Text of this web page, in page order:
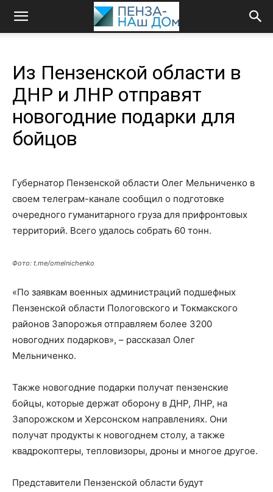
Из Пензенской области в
ДНР и ЛНР отправят
новогодние подарки для
бойцов
Губернатор Пензенской области Олег Мельниченко в
своем телеграм-канале сообщил о подготовке
очередного гуманитарного груза для прифронтовых
территорий. Всего удалось собрать 60 тонн.
Фото: t.me/omelnichenko
«По заявкам военных администраций подшефных
Пензенской области Пологовского и Токмакского
районов Запорожья отправляем более 3200
новогодних подарков», – рассказал Олег
Мельниченко.
Также новогодние подарки получат пензенские
бойцы, которые держат оборону в ДНР, ЛНР, на
Запорожском и Херсонском направлениях. Они
получат продукты к новогоднем столу, а также
квадрокоптеры, тепловизоры, дроны и многое другое.
Представители Пензенской области будут